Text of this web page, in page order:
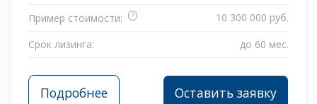
Пример стоимости:
?
10 300 000 руб.
Срок лизинга:
до 60 мес.
Подробнее Оставить заявку